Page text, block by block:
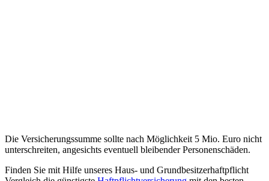
Die Versicherungssumme sollte nach Möglichkeit 5 Mio. Euro nicht
unterschreiten, angesichts eventuell bleibender Personenschäden.
Finden Sie mit Hilfe unseres Haus- und Grundbesitzerhaftpflicht